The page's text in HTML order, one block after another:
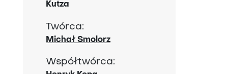
Kutza
Twórca:
Michał Smolorz
Współtwórca: